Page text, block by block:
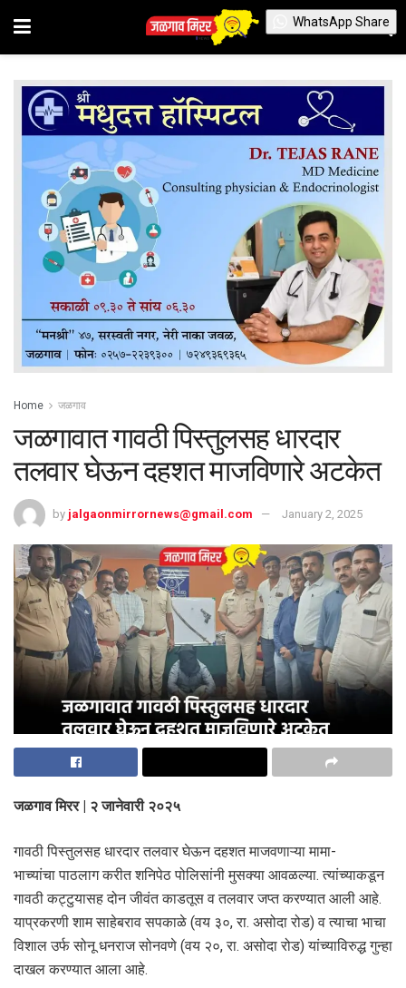
Home जळगाव
जळगावात गावठी पिस्तुलसह धारदार
तलवार घेऊन दहशत माजविणारे अटकेत
by jalgaonmirrornews@gmail.com January 2, 2025
जळगाव मिरर | २ जानेवारी २०२५
गावठी पिस्तुलसह धारदार तलवार घेऊन दहशत माजवणाऱ्या मामा-
भाच्यांचा पाठलाग करीत शनिपेठ पोलिसांनी मुसक्या आवळल्या. त्यांच्याकडून
गावठी कट्टुयासह दोन जीवंत काडतूस व तलवार जप्त करण्यात आली आहे.
याप्रकरणी शाम साहेबराव सपकाळे (वय ३०, रा. असोदा रोड) व त्याचा भाचा
विशाल उर्फ सोनू धनराज सोनवणे (वय २०, रा. असोदा रोड) यांच्याविरुद्ध गुन्हा
दाखल करण्यात आला आहे.
WhatsApp Share